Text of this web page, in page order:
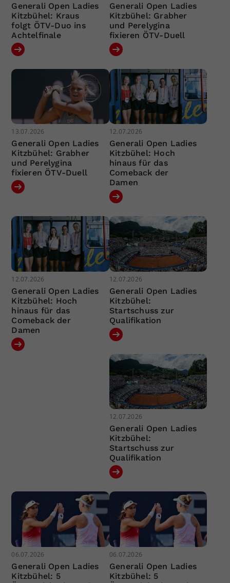
Generali Open Ladies
Kitzbühel: Kraus
folgt ÖTV-Duo ins
Achtelfinale
Generali Open Ladies
Kitzbühel: Grabher
und Perelygina
fixieren ÖTV-Duell
13.07.2026
Generali Open Ladies
Kitzbühel: Grabher
und Perelygina
fixieren ÖTV-Duell
12.07.2026
Generali Open Ladies
Kitzbühel: Hoch
hinaus für das
Comeback der
Damen
12.07.2026
Generali Open Ladies
Kitzbühel: Hoch
hinaus für das
Comeback der
Damen
12.07.2026
Generali Open Ladies
Kitzbühel:
Startschuss zur
Qualifikation
12.07.2026
Generali Open Ladies
Kitzbühel:
Startschuss zur
Qualifikation
06.07.2026
Generali Open Ladies
Kitzbühel: 5
06.07.2026
Generali Open Ladies
Kitzbühel: 5